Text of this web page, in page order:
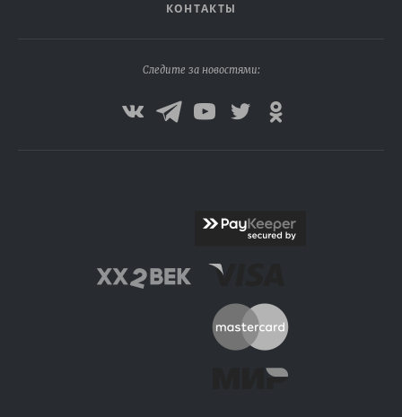
КОНТАКТЫ
Следите за новостями: